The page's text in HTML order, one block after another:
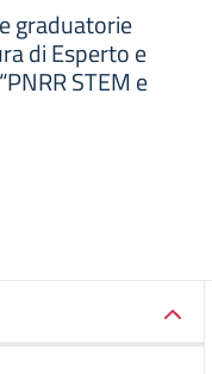
graduatorie
di Esperto e
STEM e